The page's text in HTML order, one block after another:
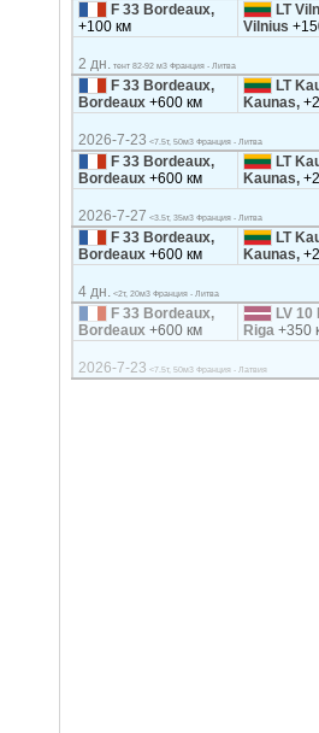
F 33 Bordeaux,
+100 км
LT
Vilnius
2 дн. тент 82-92 м3 Франция - Литва
F 33 Bordeaux,
Bordeaux+600 км
LT
Kaunas,
2026-7-23 <7.5т, 50м3 Франция - Литва
F 33 Bordeaux,
Bordeaux+600 км
LT
Kaunas,
2026-7-27 <3.5т, 35м3 Франция - Литва
F 33 Bordeaux,
Bordeaux+600 км
LT
Kaunas,
4 дн. <2т, 20м3 Франция - Литва
F 33 Bordeaux,
Bordeaux+600 км
LV 10
Riga+350
2026-7-23 <7.5т, 50м3 Франция - Латвия